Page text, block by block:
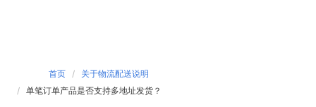
首页
关于物流配送说明
单笔订单产品是否支持多地址发货？